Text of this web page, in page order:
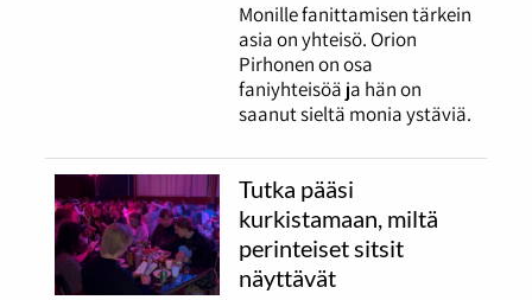
Monille fanittamisen tärkein
asia on yhteisö. Orion
Pirhonen on osa
faniyhteisöä ja hän on
saanut sieltä monia ystäviä.
Tutka pääsi
kurkistamaan, miltä
perinteiset sitsit
näyttävät